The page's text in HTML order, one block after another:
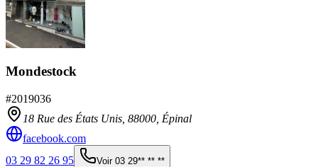
Mondestock
#2019036
18 Rue des États Unis, 88000 Épinal
facebook.com
03 29 82 26 95
Voir 03 29** ** **